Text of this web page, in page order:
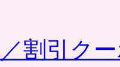
割引ク